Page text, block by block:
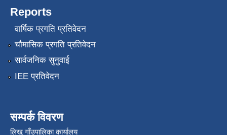
Reports
वार्षिक प्रगति प्रतिवेदन
चौमासिक प्रगति प्रतिवेदन
सार्वजनिक सुनुवाई
IEE प्रतिवेदन
सम्पर्क विवरण
लिखु गाँउपालिका कार्यालय